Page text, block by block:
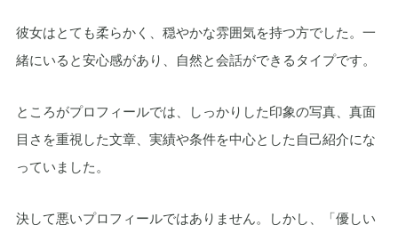
彼女はとても柔らかく、穏やかな雰囲気を持つ方でした。一
緒にいると安心感があり、自然と会話ができるタイプです。
ところがプロフィールでは、しっかりした印象の写真、真面
目さを重視した文章、実績や条件を中心とした自己紹介にな
っていました。
決して悪いプロフィールではありません。しかし、「優しい